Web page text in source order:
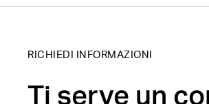
RICHIEDI INFORMAZIONI
Ti serve un